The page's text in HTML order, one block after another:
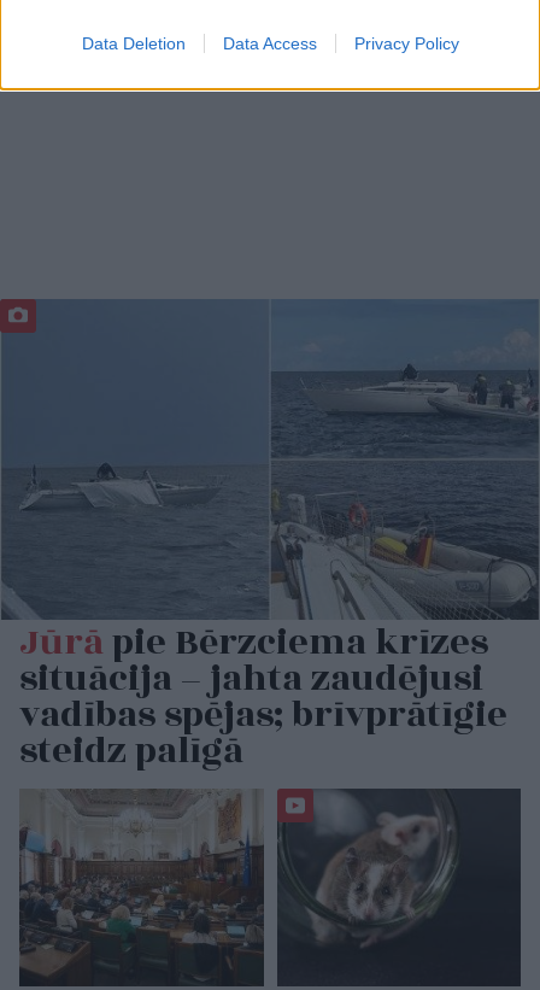
Data Deletion Data Access Privacy Policy
Jūrāpie Bērzciema krīzes
situācija – jahta zaudējusi
vadības spējas; brīvprātīgie
steidz palīgā